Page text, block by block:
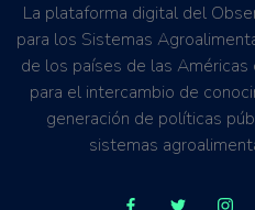
La plataforma digital del
para los Sistemas
de los países de las
para el intercambio de
generación de políticas
sistemas